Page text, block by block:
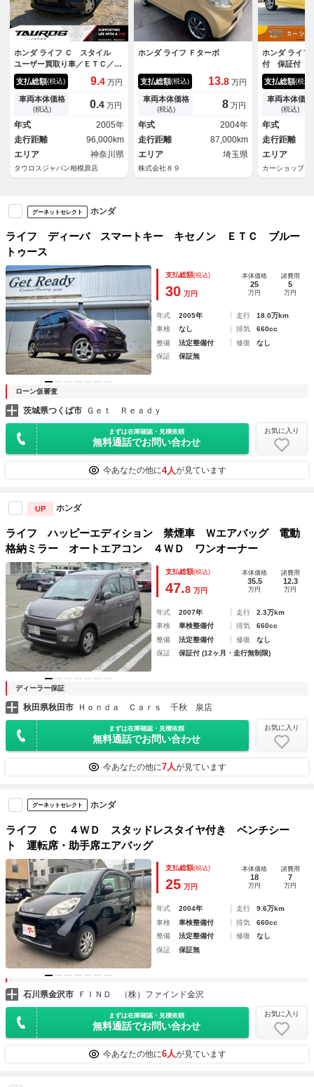
ホンダ ライフ Ｃ スタイル
ユーザー買取り車／ＥＴＣ／パ
ワーウインドウ／パワーステア
リング／エアーバック／エアロ
／ＡＢＳ装置／キーレスキー
支払総額(税込) 9.4 万円
車両本体価格
(税込) 0.4 万円
年式
2005年
走行距離
96,000km
エリア
神奈川県
タウロスジャパン相模原店
ホンダ ライフ Ｆターボ
支払総額(税込) 13.8 万円
車両本体価格
(税込) 8 万円
年式
2004年
走行距離
87,000km
エリア
埼玉県
株式会社８９
ホンダ ライ
付 保証付
ー 電動格納
盗難防止シ
Ｄ アルミホ
ボディ エア
アリング パ
支払総額(税込)
車両本体価格
(税込)
年式
走行距離
エリア
カーショップア
グーネットセレクト ホンダ
ライフ ディーバ スマートキー キセノン ＥＴＣ ブルー
トゥース
支払総額(税込)
30 万円
本体価格
25
万円
諸費用
5
万円
年式 2005年 走行
18.0万km
車検
なし 排気
660cc
整備
法定整備付 修復
なし
保証
保証無
ローン仮審査
茨城県つくば市 Ｇｅｔ Ｒｅａｄｙ
まずは在庫確認・見積依頼
無料通話でお問い合わせ
お気に入り
今あなたの他に4人が見ています
UP ホンダ
ライフ ハッピーエディション 禁煙車 Ｗエアバッグ 電動
格納ミラー オートエアコン ４ＷＤ ワンオーナー
支払総額(税込)
47.8 万円
本体価格
35.5
万円
諸費用
12.3
万円
年式 2007年 走行
2.3万km
車検
車検整備付 排気
660cc
整備
法定整備付 修復
なし
保証
保証付 (12ヶ月・走行無制限)
ディーラー保証
秋田県秋田市 Ｈｏｎｄａ Ｃａｒｓ 千秋 泉店
まずは在庫確認・見積依頼
無料通話でお問い合わせ
お気に入り
今あなたの他に7人が見ています
グーネットセレクト ホンダ
ライフ Ｃ ４ＷＤ スタッドレスタイヤ付き ベンチシー
ト 運転席・助手席エアバッグ
支払総額(税込)
25 万円
本体価格
18
万円
諸費用
7
万円
年式 2004年 走行
9.6万km
車検
車検整備付 排気
660cc
整備
法定整備付 修復
なし
保証
保証無
石川県金沢市 ＦＩＮＤ （株）ファインド金沢
まずは在庫確認・見積依頼
無料通話でお問い合わせ
お気に入り
今あなたの他に6人が見ています